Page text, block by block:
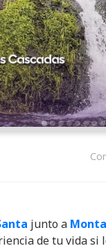
junto a
de tu vida si